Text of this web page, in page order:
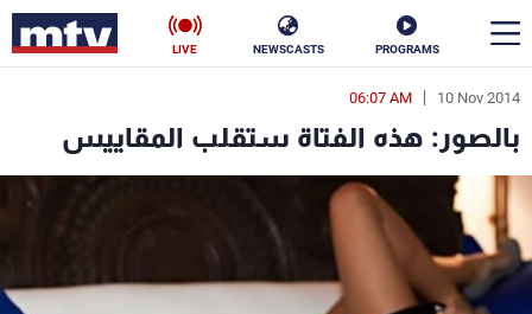
PROGRAMS
NEWSCASTS
LIVE
10 Nov 2014
06:07 AM
بالصور: هذه الفتاة ستقلب المقاييس
en
الأخبار
سياسة
إقتصاد